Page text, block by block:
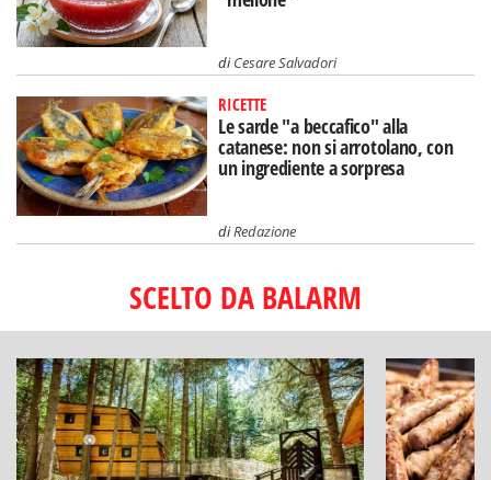
diCesare Salvadori
RICETTE
Le sarde "a beccafico" alla
catanese: non si arrotolano, con
un ingrediente a sorpresa
diRedazione
SCELTO DA BALARM